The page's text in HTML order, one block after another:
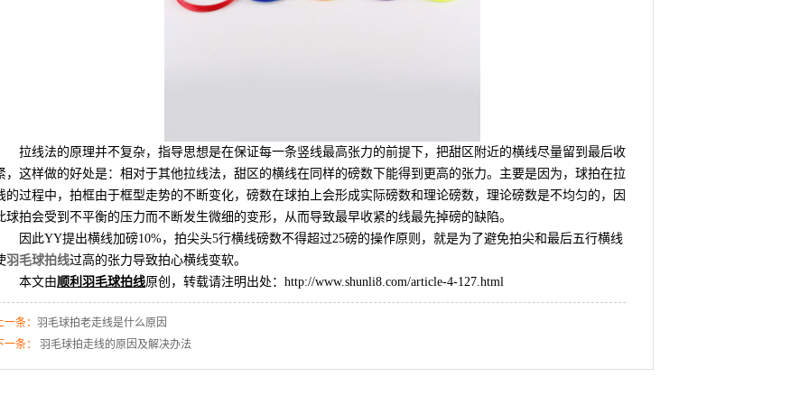
拉线法的原理并不复杂，指导思想是在保证每一条竖线最高张力的前提下，把甜区附近的横线尽量留到最后收
，这样做的好处是：相对于其他拉线法，甜区的横线在同样的磅数下能得到更高的张力。主要是因为，球拍在拉
的过程中，拍框由于框型走势的不断变化，磅数在球拍上会形成实际磅数和理论磅数，理论磅数是不均匀的，因
球拍会受到不平衡的压力而不断发生微细的变形，从而导致最早收紧的线最先掉磅的缺陷。
因此YY提出横线加磅10%，拍尖头5行横线磅数不得超过25磅的操作原则，就是为了避免拍尖和最后五行横线
羽毛球拍线过高的张力导致拍心横线变软。
本文由顺利羽毛球拍线原创，转载请注明出处： http://www.shunli8.com/article-4-127.html
一条： 羽毛球拍老走线是什么原因
下一条：
羽毛球拍走线的原因及解决办法